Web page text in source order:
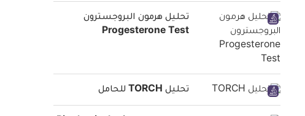
تحليل هرمون البروجسترون
Progesterone Test
تحليل TORCH للحامل